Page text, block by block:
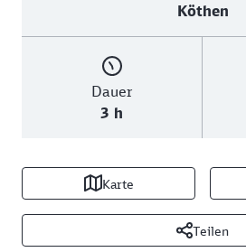
Köthen
Dauer
3 h
Karte
Teilen